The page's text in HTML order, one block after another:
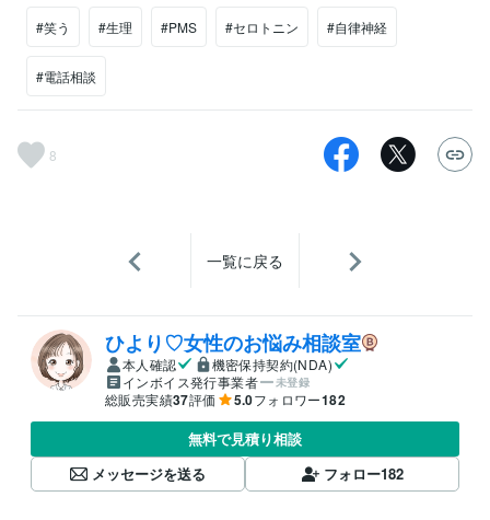
#笑う #生理 #PMS #セロトニン #自律神経
#電話相談
8
一覧に戻る
ひより♡女性のお悩み相談室
本人確認
機密保持契約(NDA)
インボイス発行事業者
未登録
総販売実績37評価 5.0フォロワー182
無料で見積り相談
メッセージを送る
フォロー182